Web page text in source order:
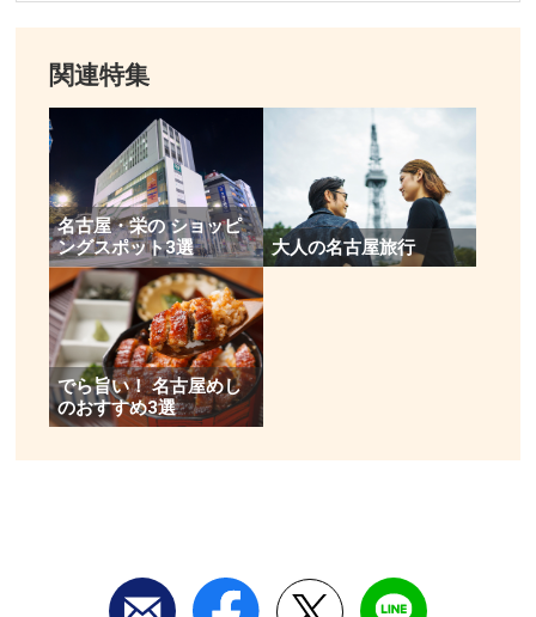
関連特集
​名古屋・栄の ショッピ
ングスポット3選
大人の名古屋旅行
でら旨い！ 名古屋めし
のおすすめ3選